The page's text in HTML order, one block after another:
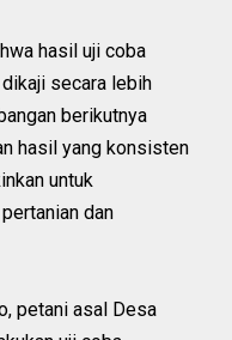
hasil uji coba
secara lebih
berikutnya
hasil yang konsisten
untuk
dan
petani asal Desa